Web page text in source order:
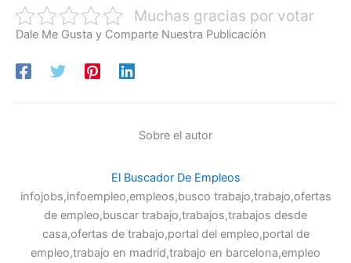
Muchas gracias por votar
Dale Me Gusta y Comparte Nuestra Publicación
Sobre el autor
El Buscador De Empleos
infojobs,infoempleo,empleos,busco trabajo,trabajo,ofertas
de empleo,buscar trabajo,trabajos,trabajos desde
casa,ofertas de trabajo,portal del empleo,portal de
empleo,trabajo en madrid,trabajo en barcelona,empleo